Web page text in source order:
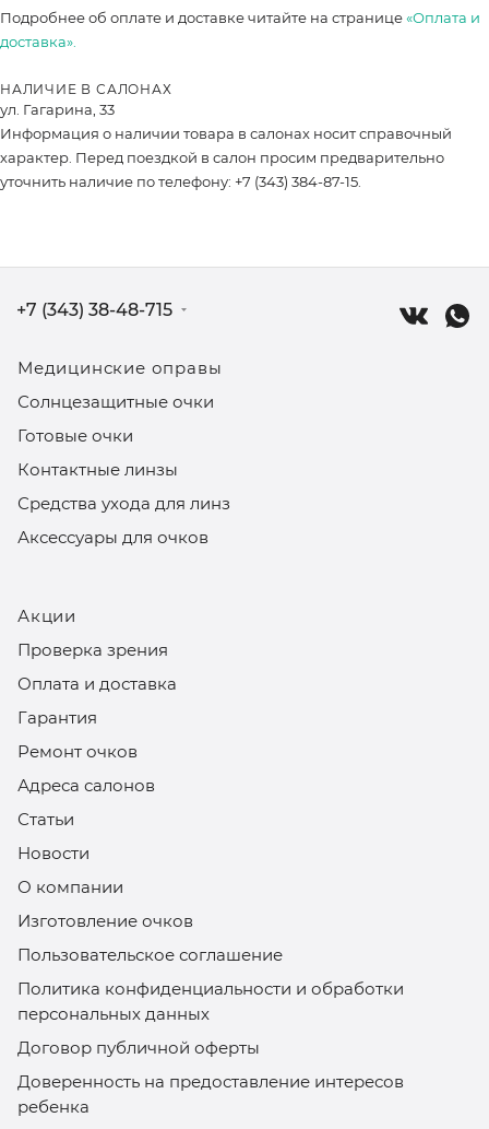
Подробнее об оплате и доставке читайте на странице«Оплата и
доставка».
НАЛИЧИЕ В САЛОНАХ
ул. Гагарина, 33
Информация о наличии товара в салонах носит справочный
характер. Перед поездкой в салон просим предварительно
уточнить наличие по телефону: +7 (343) 384-87-15.
Медицинские оправы
Солнцезащитные очки
Готовые очки
Контактные линзы
Средства ухода для линз
Аксессуары для очков
Акции
Проверка зрения
Оплата и доставка
Гарантия
Ремонт очков
Адреса салонов
Статьи
Новости
О компании
Изготовление очков
Пользовательское соглашение
Политика конфиденциальности и обработки
персональных данных
Договор публичной оферты
Доверенность на предоставление интересов
ребенка
+7 (343) 38-48-715